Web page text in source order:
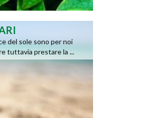
del sole sono per noi
tuttavia prestare la ...